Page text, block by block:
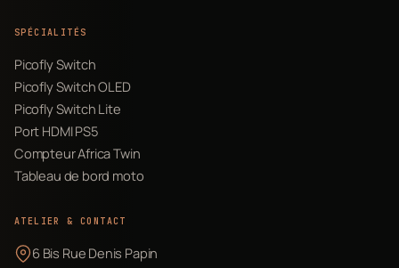
SPÉCIALITÉS
Picofly Switch
Picofly Switch OLED
Picofly Switch Lite
Port HDMI PS5
Compteur Africa Twin
Tableau de bord moto
ATELIER & CONTACT
6 Bis Rue Denis Papin